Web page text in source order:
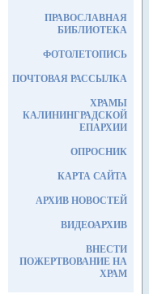
ПРАВОСЛАВНАЯ
БИБЛИОТЕКА
ФОТОЛЕТОПИСЬ
ПОЧТОВАЯ РАССЫЛКА
ХРАМЫ
КАЛИНИНГРАДСКОЙ
ЕПАРХИИ
ОПРОСНИК
КАРТА САЙТА
АРХИВ НОВОСТЕЙ
ВИДЕОАРХИВ
ВНЕСТИ
ПОЖЕРТВОВАНИЕ НА
ХРАМ